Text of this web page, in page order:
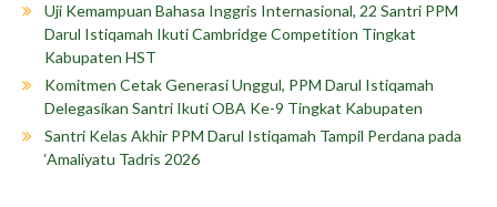
Uji Kemampuan Bahasa Inggris Internasional, 22 Santri PPM
Darul Istiqamah Ikuti Cambridge Competition Tingkat
Kabupaten HST
Komitmen Cetak Generasi Unggul, PPM Darul Istiqamah
Delegasikan Santri Ikuti OBA Ke-9 Tingkat Kabupaten
Santri Kelas Akhir PPM Darul Istiqamah Tampil Perdana pada
‘Amaliyatu Tadris 2026